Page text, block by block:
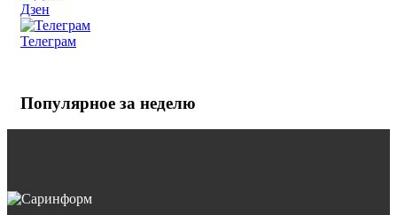
Дзен
Телеграм
Популярное за неделю